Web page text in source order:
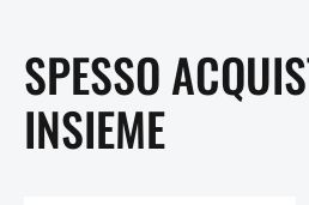
SPESSO
INSIEME